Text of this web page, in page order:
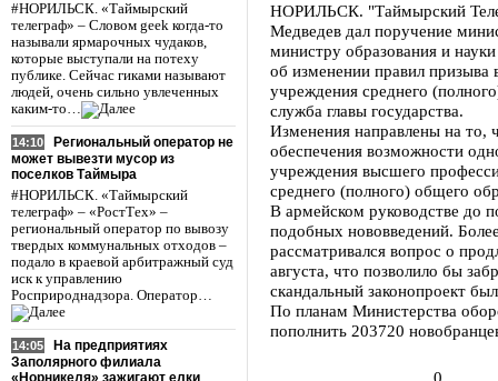
#НОРИЛЬСК. «Таймырский
телеграф» – Словом geek когда-то
называли ярмарочных чудаков,
которые выступали на потеху
публике. Сейчас гиками называют
людей, очень сильно увлеченных
каким-то…
14:10
Региональный оператор не
может вывезти мусор из
поселков Таймыра
#НОРИЛЬСК. «Таймырский
телеграф» – «РостТех» –
региональный оператор по вывозу
твердых коммунальных отходов –
подало в краевой арбитражный суд
иск к управлению
Росприроднадзора. Оператор…
14:05
На предприятиях
Заполярного филиала
«Норникеля» зажигают елки
НОРИЛЬСК. "Таймырский
Медведев дал поручение
министру образования и
об изменении правил
учреждения среднего
служба главы государства.
Изменения направлены на то,
обеспечения возможности
учреждения высшего
среднего (полного) общего
В армейском руководстве до
подобных нововведений.
рассматривался вопрос о
августа, что позволило бы
скандальный законопроект
По планам Министерства
пополнить 203720
0